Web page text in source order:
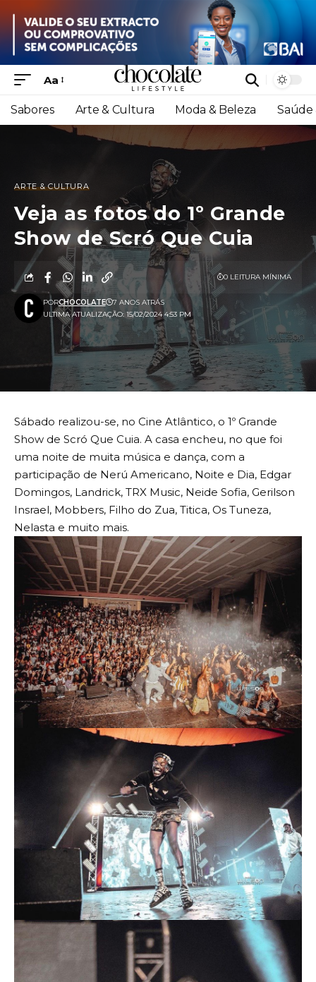
Aa
Sabores Arte & Cultura Moda & Beleza Saúde
ARTE & CULTURA
Veja as fotos do 1º Grande
Show de Scró Que Cuia
ULTIMA ATUALIZAÇÃO: 15/02/2024 4:53 PM
PORCHOCOLATE 7 ANOS ATRÁS
0 LEITURA MÍNIMA
Sábado realizou-se, no Cine Atlântico, o 1º Grande
Show de Scró Que Cuia. A casa encheu, no que foi
uma noite de muita música e dança, com a
participação de Nerú Americano, Noite e Dia, Edgar
Domingos, Landrick, TRX Music, Neide Sofia, Gerilson
Insrael, Mobbers, Filho do Zua, Titica, Os Tuneza,
Nelasta e muito mais.